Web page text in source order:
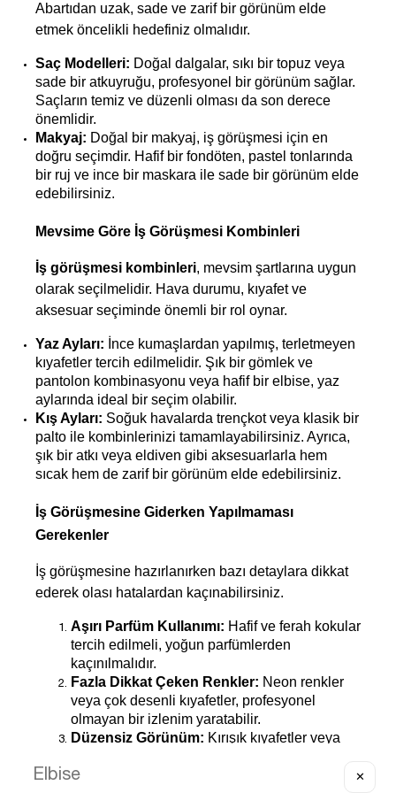
Abartıdan uzak, sade ve zarif bir görünüm elde
etmek öncelikli hedefiniz olmalıdır.
Saç Modelleri: Doğal dalgalar, sıkı bir topuz veya
sade bir atkuyruğu, profesyonel bir görünüm sağlar.
Saçların temiz ve düzenli olması da son derece
önemlidir.
Makyaj: Doğal bir makyaj, iş görüşmesi için en
doğru seçimdir. Hafif bir fondöten, pastel tonlarında
bir ruj ve ince bir maskara ile sade bir görünüm elde
edebilirsiniz.
Mevsime Göre İş Görüşmesi Kombinleri
İş görüşmesi kombinleri, mevsim şartlarına uygun
olarak seçilmelidir. Hava durumu, kıyafet ve
aksesuar seçiminde önemli bir rol oynar.
Yaz Ayları: İnce kumaşlardan yapılmış, terletmeyen
kıyafetler tercih edilmelidir. Şık bir gömlek ve
pantolon kombinasyonu veya hafif bir elbise, yaz
aylarında ideal bir seçim olabilir.
Kış Ayları: Soğuk havalarda trençkot veya klasik bir
palto ile kombinlerinizi tamamlayabilirsiniz. Ayrıca,
şık bir atkı veya eldiven gibi aksesuarlarla hem
sıcak hem de zarif bir görünüm elde edebilirsiniz.
İş Görüşmesine Giderken Yapılmaması
Gerekenler
İş görüşmesine hazırlanırken bazı detaylara dikkat
ederek olası hatalardan kaçınabilirsiniz.
Aşırı Parfüm Kullanımı: Hafif ve ferah kokular
tercih edilmeli, yoğun parfümlerden
kaçınılmalıdır.
Fazla Dikkat Çeken Renkler: Neon renkler
veya çok desenli kıyafetler, profesyonel
olmayan bir izlenim yaratabilir.
Düzensiz Görünüm: Kırışık kıyafetler veya
etkileyebilir.
✕